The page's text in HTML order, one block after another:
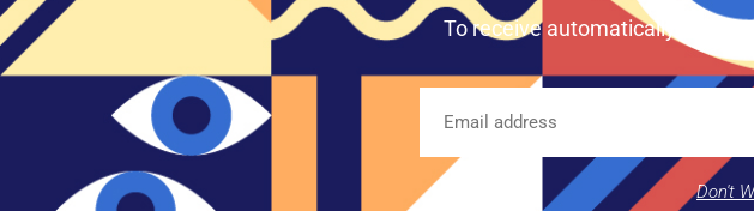
To receive automatically our
Don't